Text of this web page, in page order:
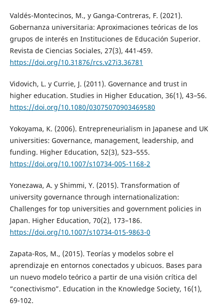
Valdés-Montecinos, M., y Ganga-Contreras, F. (2021).
Gobernanza universitaria: Aproximaciones teóricas de los
grupos de interés en Instituciones de Educación Superior.
Revista de Ciencias Sociales, 27(3), 441-459.
https://doi.org/10.31876/rcs.v27i3.36781
Vidovich, L. y Currie, J. (2011). Governance and trust in
higher education. Studies in Higher Education, 36(1), 43–56.
https://doi.org/10.1080/03075070903469580
Yokoyama, K. (2006). Entrepreneurialism in Japanese and UK
universities: Governance, management, leadership, and
funding. Higher Education, 52(3), 523–555.
https://doi.org/10.1007/s10734-005-1168-2
Yonezawa, A. y Shimmi, Y. (2015). Transformation of
university governance through internationalization:
Challenges for top universities and government policies in
Japan. Higher Education, 70(2), 173–186.
https://doi.org/10.1007/s10734-015-9863-0
Zapata-Ros, M., (2015). Teorías y modelos sobre el
aprendizaje en entornos conectados y ubicuos. Bases para
un nuevo modelo teórico a partir de una visión crítica del
“conectivismo”. Education in the Knowledge Society, 16(1),
69-102.